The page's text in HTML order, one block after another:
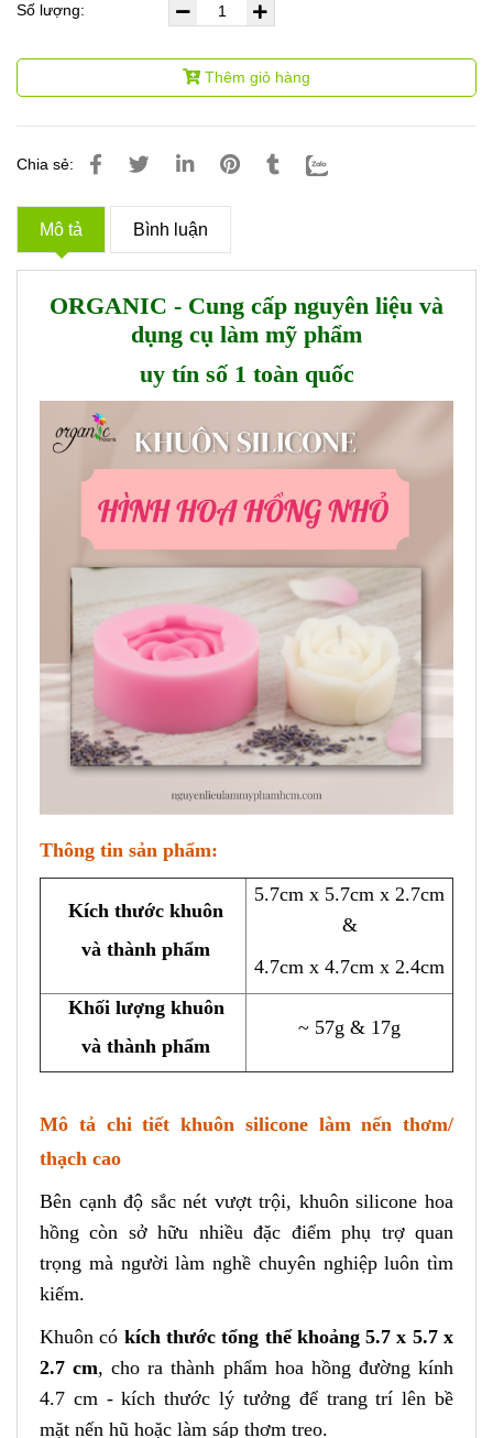
Số lượng:
Thêm giỏ hàng
Chia sẻ:
Mô tả Bình luận
ORGANIC - Cung cấp nguyên liệu và
dụng cụ làm mỹ phẩm
uy tín số 1 toàn quốc
Thông tin sản phẩm:
Kích thước khuôn
và thành phẩm
5.7cm x 5.7cm x 2.7cm
&
4.7cm x 4.7cm x 2.4cm
Khối lượng khuôn
và thành phẩm
~ 57g & 17g
Mô tả chi tiết khuôn silicone làm nến thơm/
thạch cao
Bên cạnh độ sắc nét vượt trội, khuôn silicone hoa
hồng còn sở hữu nhiều đặc điểm phụ trợ quan
trọng mà người làm nghề chuyên nghiệp luôn tìm
kiếm.
Khuôn có kích thước tổng thể khoảng 5.7 x 5.7 x
2.7 cm, cho ra thành phẩm hoa hồng đường kính
4.7 cm - kích thước lý tưởng để trang trí lên bề
mặt nến hũ hoặc làm sáp thơm treo.